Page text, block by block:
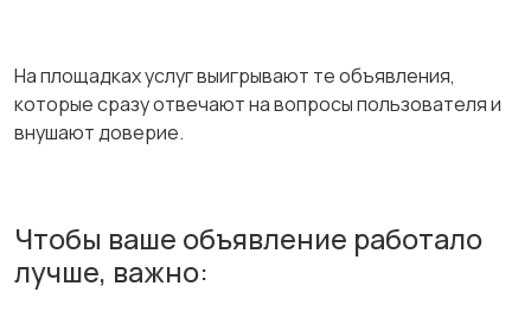
На площадках услуг выигрывают те объявления,
которые сразу отвечают на вопросы пользователя и
внушают доверие.
Чтобы ваше объявление работало
лучше, важно: